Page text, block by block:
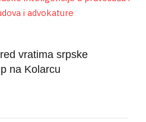
vratima srpske
na Kolarcu